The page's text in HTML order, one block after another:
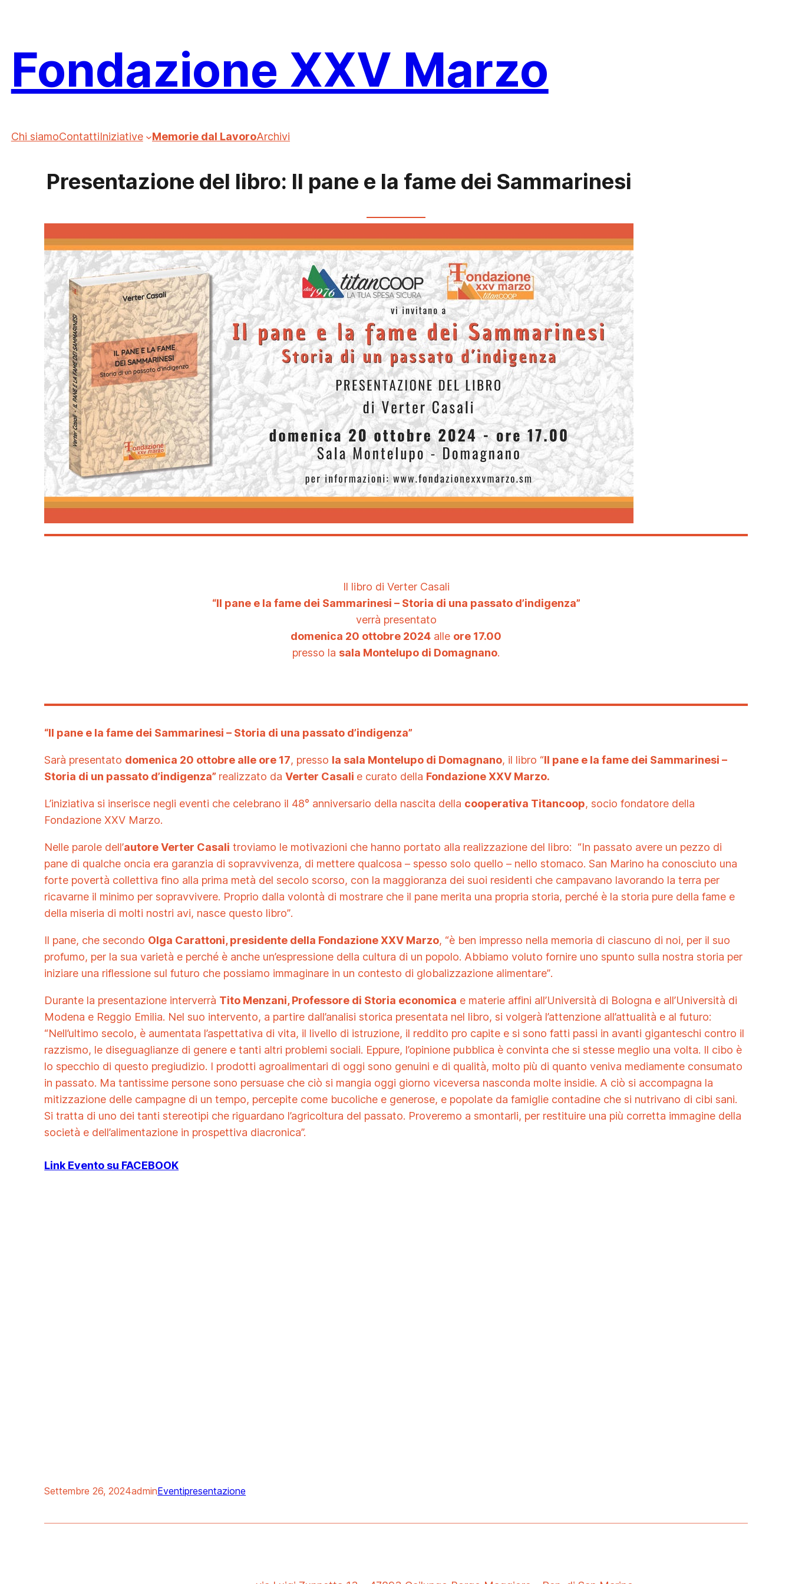
Fondazione XXV Marzo
Chi siamoContattiIniziative Memorie dal LavoroArchivi
Presentazione del libro: Il pane e la fame dei Sammarinesi
Il libro di Verter Casali
“Il pane e la fame dei Sammarinesi – Storia di una passato d’indigenza”
verrà presentato
domenica 20 ottobre 2024 alle ore 17.00
presso la sala Montelupo di Domagnano.
“Il pane e la fame dei Sammarinesi – Storia di una passato d’indigenza”
Sarà presentato domenica 20 ottobre alle ore 17, presso la sala Montelupo di Domagnano, il libro “Il pane e la fame dei Sammarinesi –
Storia di un passato d’indigenza” realizzato daVerter Casali e curato della Fondazione XXV Marzo.
L’iniziativa si inserisce negli eventi che celebrano il 48° anniversario della nascita della cooperativa Titancoop, socio fondatore della
Fondazione XXV Marzo.
Nelle parole dell’autore Verter Casali troviamo le motivazioni che hanno portato alla realizzazione del libro: “In passato avere un pezzo di
pane di qualche oncia era garanzia di sopravvivenza, di mettere qualcosa – spesso solo quello – nello stomaco. San Marino ha conosciuto una
forte povertà collettiva fino alla prima metà del secolo scorso, con la maggioranza dei suoi residenti che campavano lavorando la terra per
ricavarne il minimo per sopravvivere. Proprio dalla volontà di mostrare che il pane merita una propria storia, perché è la storia pure della fame e
della miseria di molti nostri avi, nasce questo libro”.
Il pane, che secondo Olga Carattoni, presidente della Fondazione XXV Marzo, “è ben impresso nella memoria di ciascuno di noi, per il suo
profumo, per la sua varietà e perché è anche un’espressione della cultura di un popolo. Abbiamo voluto fornire uno spunto sulla nostra storia per
iniziare una riflessione sul futuro che possiamo immaginare in un contesto di globalizzazione alimentare”.
Durante la presentazione interverrà Tito Menzani, Professore di Storia economica e materie affini all’Università di Bologna e all’Università di
Modena e Reggio Emilia. Nel suo intervento, a partire dall’analisi storica presentata nel libro, si volgerà l’attenzione all’attualità e al futuro:
“Nell’ultimo secolo, è aumentata l’aspettativa di vita, il livello di istruzione, il reddito pro capite e si sono fatti passi in avanti giganteschi contro il
razzismo, le diseguaglianze di genere e tanti altri problemi sociali. Eppure, l’opinione pubblica è convinta che si stesse meglio una volta. Il cibo è
lo specchio di questo pregiudizio. I prodotti agroalimentari di oggi sono genuini e di qualità, molto più di quanto veniva mediamente consumato
in passato. Ma tantissime persone sono persuase che ciò si mangia oggi giorno viceversa nasconda molte insidie. A ciò si accompagna la
mitizzazione delle campagne di un tempo, percepite come bucoliche e generose, e popolate da famiglie contadine che si nutrivano di cibi sani.
Si tratta di uno dei tanti stereotipi che riguardano l’agricoltura del passato. Proveremo a smontarli, per restituire una più corretta immagine della
società e dell’alimentazione in prospettiva diacronica”.
Link Evento su FACEBOOK
Settembre 26, 2024adminEventipresentazione